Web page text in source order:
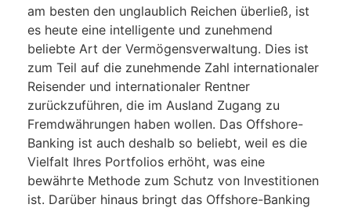
am besten den unglaublich Reichen überließ, ist
es heute eine intelligente und zunehmend
beliebte Art der Vermögensverwaltung. Dies ist
zum Teil auf die zunehmende Zahl internationaler
Reisender und internationaler Rentner
zurückzuführen, die im Ausland Zugang zu
Fremdwährungen haben wollen. Das Offshore-
Banking ist auch deshalb so beliebt, weil es die
Vielfalt Ihres Portfolios erhöht, was eine
bewährte Methode zum Schutz von Investitionen
ist. Darüber hinaus bringt das Offshore-Banking